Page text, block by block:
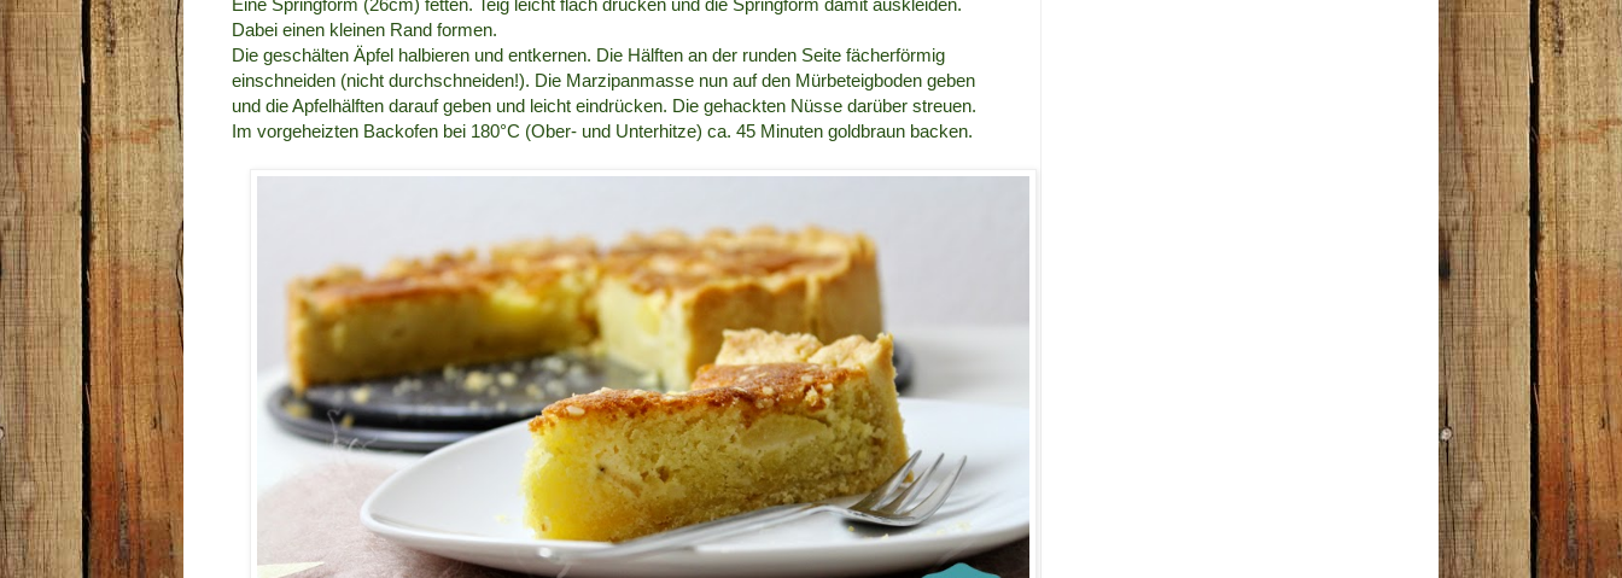
Dabei einen kleinen Rand formen.
Die geschälten Äpfel halbieren und entkernen. Die Hälften an der runden Seite fächerförmig
einschneiden (nicht durchschneiden!). Die Marzipanmasse nun auf den Mürbeteigboden geben
und die Apfelhälften darauf geben und leicht eindrücken. Die gehackten Nüsse darüber streuen.
Im vorgeheizten Backofen bei 180°C (Ober- und Unterhitze) ca. 45 Minuten goldbraun backen.